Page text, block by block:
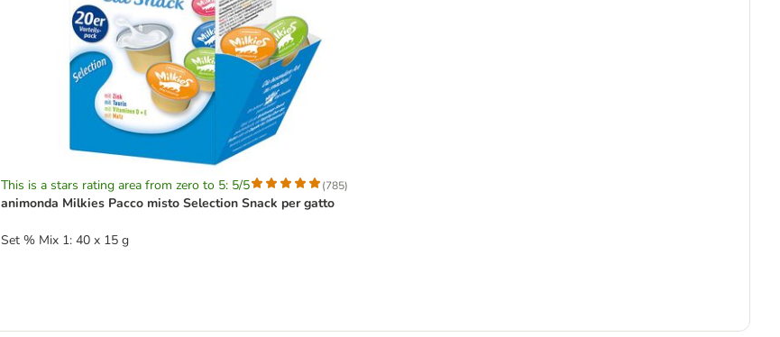
This is a stars rating area from zero to 5: 5/5 (785)
animonda Milkies Pacco misto Selection Snack per gatto
Set % Mix 1: 40 x 15 g